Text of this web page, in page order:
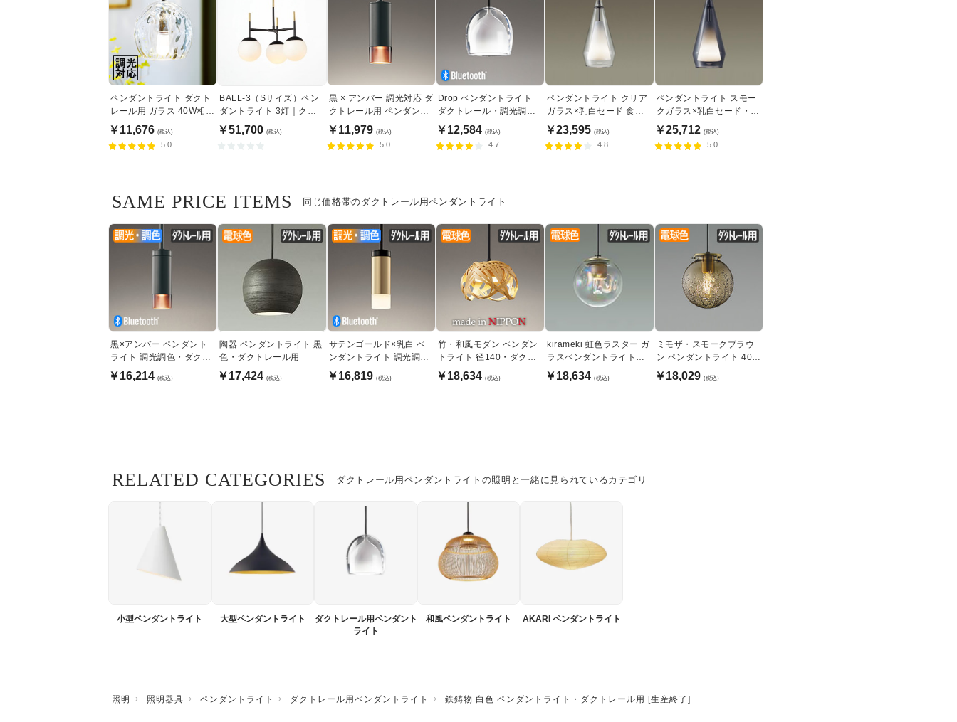
ペンダントライト ダクト
レール用 ガラス 40W相
当・調光対応
￥11,676 (税込)
5.0
BALL-3（Sサイズ）ペン
ダントライト 3灯｜クリ
アガラス
￥51,700 (税込)
黒 × アンバー 調光対応 ダ
クトレール用 ペンダント
ライト
￥11,979 (税込)
5.0
Drop ペンダントライト
ダクトレール・調光調色
60W相当 | Bluetooth
￥12,584 (税込)
4.7
ペンダントライト クリア
ガラス×乳白セード 食卓
照明｜ダクトレール専用
￥23,595 (税込)
4.8
ペンダントライト スモー
クガラス×乳白セード・食
卓照明 ダクトレール専用
￥25,712 (税込)
5.0
同じ価格帯のダクトレール用ペンダントライト
SAME PRICE ITEMS
黒×アンバー ペンダント
ライト 調光調色・ダクト
レール用
￥16,214 (税込)
陶器 ペンダントライト 黒
色・ダクトレール用
￥17,424 (税込)
サテンゴールド×乳白 ペ
ンダントライト 調光調
色・ダクトレール用
￥16,819 (税込)
竹・和風モダン ペンダン
トライト 径140・ダクト
レール用
￥18,634 (税込)
kirameki 虹色ラスター ガ
ラスペンダントライト・
ダクトレール用
￥18,634 (税込)
ミモザ・スモークブラウ
ン ペンダントライト 40W
| ダクトレール用
￥18,029 (税込)
ダクトレール用ペンダントライトの照明と一緒に見られているカテゴリ
RELATED CATEGORIES
小型ペンダントライト 大型ペンダントライト
ダクトレール用ペンダント
ライト
和風ペンダントライト AKARI ペンダントライト
照明 照明器具 ペンダントライト ダクトレール用ペンダントライト 鉄鋳物 白色 ペンダントライト・ダクトレール用 [生産終了]